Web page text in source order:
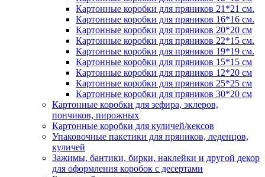
Картонные коробки для пряников 21*21 см.
Картонные коробки для пряников 16*16 см.
Картонные коробки для пряников 20*20 см
Картонные коробки для пряников 22*15 см.
Картонные коробки для пряников 19*19 см.
Картонные коробки для пряников 15*15 см
Картонные коробки для пряников 12*20 см
Картонные коробки для пряников 25*25 см
Картонные коробки для пряников 30*20 см
Картонные коробки для зефира, эклеров,
пончиков, пирожных
Картонные коробки для куличей/кексов
Упаковочные пакетики для пряников, леденцов,
куличей
Зажимы, бантики, бирки, наклейки и другой декор
для оформления коробок с десертами